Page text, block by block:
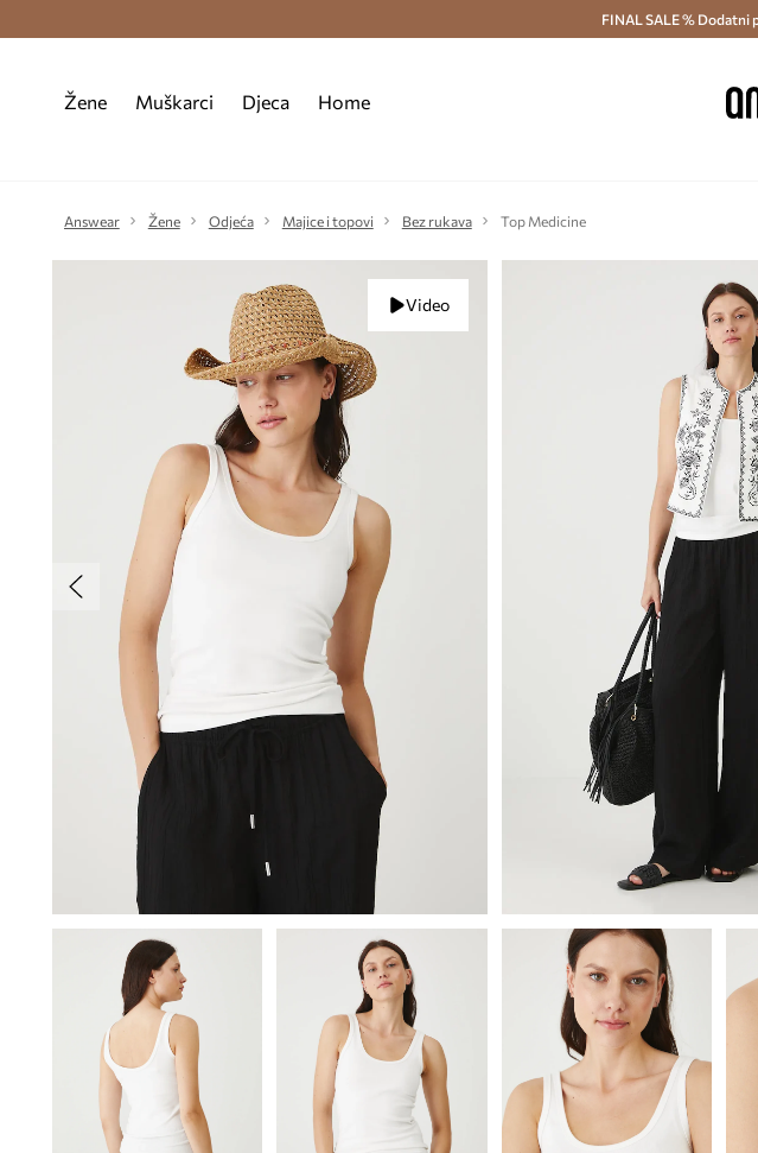
Besplatna dostava i povrat (od 70€) >
FINAL SALE % Dodatni
Žene Muškarci Djeca Home
Answear Žene Odjeća Majice i topovi Bez rukava Top Medicine
Video